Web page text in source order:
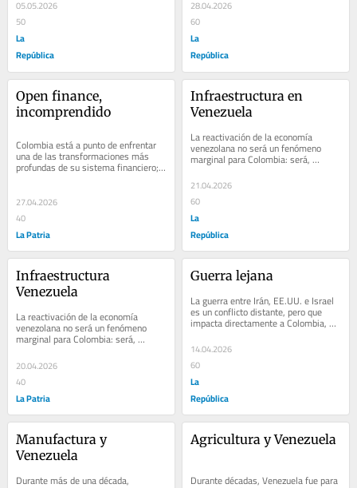
05.05.2026
50
La
República
28.04.2026
60
La
República
Open finance,
incomprendido
Colombia está a punto de enfrentar
una de las transformaciones más
profundas de su sistema financiero;
sin embargo, el debate público sigue
27.04.2026
40
La Patria
Infraestructura en
Venezuela
La reactivación de la economía
venezolana no será un fenómeno
marginal para Colombia: será,
probablemente, la mayor oportunidad
exportadora de...
21.04.2026
60
La
República
Infraestructura
Venezuela
La reactivación de la economía
venezolana no será un fenómeno
marginal para Colombia: será,
probablemente, la mayor oportunidad
exportadora de...
20.04.2026
40
La Patria
Guerra lejana
La guerra entre Irán, EE.UU. e Israel
es un conflicto distante, pero que
impacta directamente a Colombia,
incluso sin que se dispare un solo tiro
en...
14.04.2026
60
La
República
Manufactura y
Venezuela
Durante más de una década,
Agricultura y Venezuela
Durante décadas, Venezuela fue para